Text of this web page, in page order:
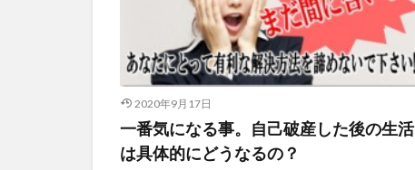
2020年9月17日
一番気になる事。自己破産した後の生活
は具体的にどうなるの？